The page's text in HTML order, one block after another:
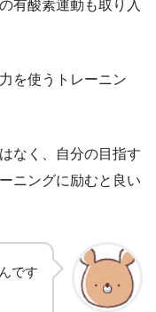
有酸素運動も取り入
を使うトレーニン
なく、自分の目指す
ニングに励むと良い
です